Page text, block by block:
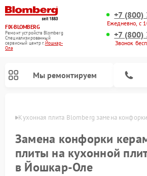
FIX-BLOMBERG
Ремонт устройств Blomberg
Специализированный
cервисный центр г.Йошкар-
Ола
+7 (800)
Ежедневно, с
+7 (800)
Звонок
Мы ремонтируем
Оле Кухонная плита Blomberg замена
Замена конфорки
плиты на кухонной
в Йошкар-Оле